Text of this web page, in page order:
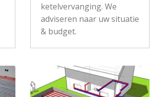
ketelvervanging. We
adviseren naar uw situatie
& budget.